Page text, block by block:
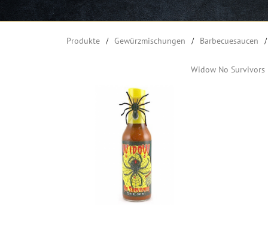
Produkte Gewürzmischungen Barbecuesaucen
Widow No Survivors